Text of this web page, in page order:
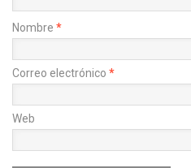
Nombre *
Correo electrónico *
Web